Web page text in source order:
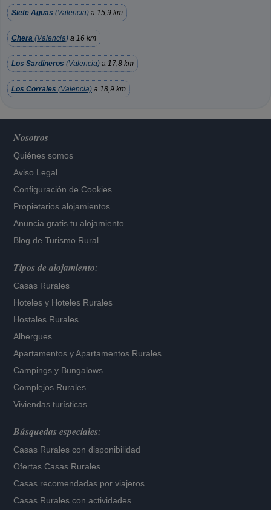
Siete Aguas (Valencia) a 15,9 km
Chera (Valencia) a 16 km
Los Sardineros (Valencia) a 17,8 km
Los Corrales (Valencia) a 18,9 km
Nosotros
Quiénes somos
Aviso Legal
Configuración de Cookies
Propietarios alojamientos
Anuncia gratis tu alojamiento
Blog de Turismo Rural
Tipos de alojamiento:
Casas Rurales
Hoteles y Hoteles Rurales
Hostales Rurales
Albergues
Apartamentos yApartamentos Rurales
Campings y Bungalows
Complejos Rurales
Viviendas turísticas
Búsquedas especiales:
Casas Rurales con disponibilidad
Ofertas Casas Rurales
Casas recomendadas por viajeros
Casas Rurales con actividades